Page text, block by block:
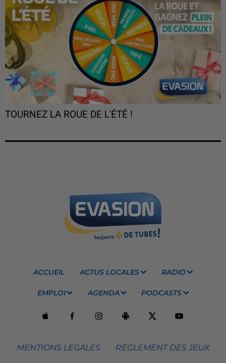
TOURNEZ LA ROUE DE L'ÉTÉ !
ACCUEIL ACTUS LOCALES RADIO
EMPLOI AGENDA PODCASTS
MENTIONS LEGALES RÈGLEMENT DES JEUX